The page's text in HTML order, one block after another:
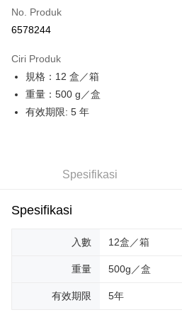
LINE Pay
JKOPAY
AFTEE
Deskripsi
2. Anda boleh meneruskan pembayaran
3. Tiada bayaran diperlukan apabila
4. Setelah pesanan disahkan, anda akan
manakala ahli aplikasi akan menerima
5. Tiada bayaran diperlukan apabila anda
dalam talian dengan SMS pembayaran
NT$130/pesanan | Penghantaran
NT$130/pesanan | Penghantaran
No. Produk
6578244
Ciri Produk
規格：12 盒／箱
重量：500 g／盒
有效期限: 5 年
Spesifikasi
Spesifikasi
入數 12盒／箱
重量 500g／盒
有效期限 5年